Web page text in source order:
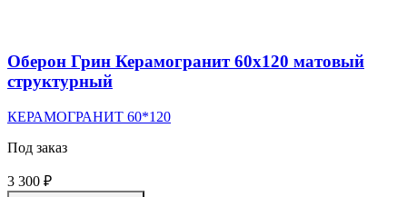
Оберон Грин Керамогранит 60х120 матовый
структурный
КЕРАМОГРАНИТ 60*120
Под заказ
3 300 ₽